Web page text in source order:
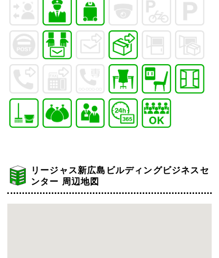
リージャス新広島ビルディングビジネスセ
ンター 周辺地図